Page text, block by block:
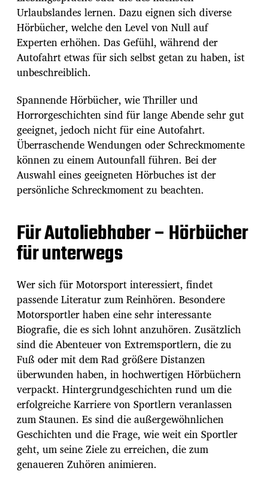
Urlaubslandes lernen. Dazu eignen sich diverse
Hörbücher, welche den Level von Null auf
Experten erhöhen. Das Gefühl, während der
Autofahrt etwas für sich selbst getan zu haben, ist
unbeschreiblich.
Spannende Hörbücher, wie Thriller und
Horrorgeschichten sind für lange Abende sehr gut
geeignet, jedoch nicht für eine Autofahrt.
Überraschende Wendungen oder Schreckmomente
können zu einem Autounfall führen. Bei der
Auswahl eines geeigneten Hörbuches ist der
persönliche Schreckmoment zu beachten.
Für Autoliebhaber – Hörbücher
für unterwegs
Wer sich für Motorsport interessiert, findet
passende Literatur zum Reinhören. Besondere
Motorsportler haben eine sehr interessante
Biografie, die es sich lohnt anzuhören. Zusätzlich
sind die Abenteuer von Extremsportlern, die zu
Fuß oder mit dem Rad größere Distanzen
überwunden haben, in hochwertigen Hörbüchern
verpackt. Hintergrundgeschichten rund um die
erfolgreiche Karriere von Sportlern veranlassen
zum Staunen. Es sind die außergewöhnlichen
Geschichten und die Frage, wie weit ein Sportler
geht, um seine Ziele zu erreichen, die zum
genaueren Zuhören animieren.